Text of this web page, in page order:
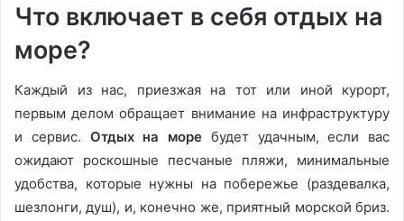
Что включает в себя отдых на
море?
Каждый из нас, приезжая на тот или иной курорт,
первым делом обращает внимание на инфраструктуру
и сервис. Отдых на море будет удачным, если вас
ожидают роскошные песчаные пляжи, минимальные
удобства, которые нужны на побережье (раздевалка,
шезлонги, душ), и, конечно же, приятный морской бриз.